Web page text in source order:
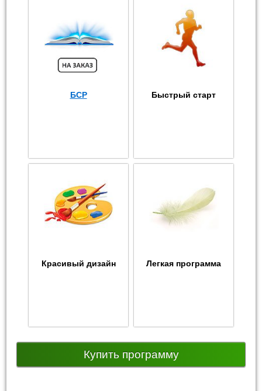
БСР Быстрый старт
Красивый дизайн Легкая программа
Купить программу